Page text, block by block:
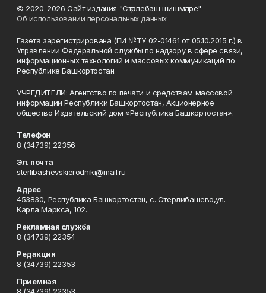
© 2020-2026 Сайт издания "Стәрлебаш шишмәләре"
Об использовании персональных данных
Газета зарегистрирована (ПИ №ТУ 02-01461 от 05.10.2015 г.) в
Управлении Федеральной службы по надзору в сфере связи,
информационных технологий и массовых коммуникаций по
Республике Башкортостан.
УЧРЕДИТЕЛИ: Агентство по печати и средствам массовой
информации Республики Башкортостан, Акционерное
общество Издательский дом «Республика Башкортостан».
Телефон
8 (34739) 22356
Эл. почта
sterlibashevskierodniki@mail.ru
Адрес
453830, Республика Башкортостан, c. Стерлибашево,ул.
Карла Маркса, 102.
Рекламная служба
8 (34739) 22354
Редакция
8 (34739) 22353
Приемная